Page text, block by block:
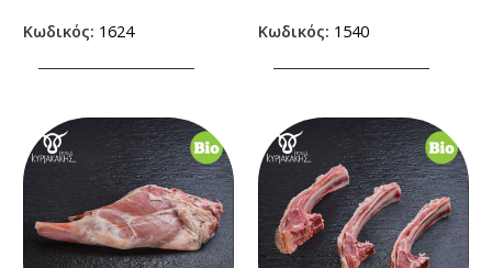
Κωδικός: 1624 Κωδικός: 1540